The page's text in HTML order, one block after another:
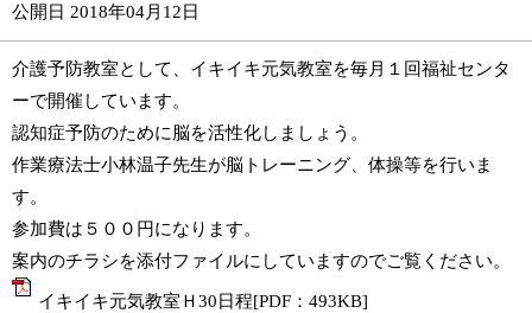
公開日 2018年04月12日
介護予防教室として、イキイキ元気教室を毎月１回福祉センタ
ーで開催しています。
認知症予防のために脳を活性化しましょう。
作業療法士小林温子先生が脳トレーニング、体操等を行いま
す。
参加費は５００円になります。
案内のチラシを添付ファイルにしていますのでご覧ください。
イキイキ元気教室Ｈ30日程[PDF：493KB]